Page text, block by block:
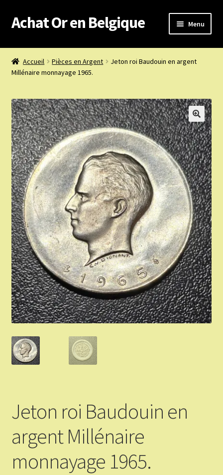
Aller
à
navigation
Aller
au
Achat Or en Belgique Menu
Achat or en Belgique
Boutique or et argent
Confidentialité
Heures d’ouverture
Nous achetons
Nous contacter
Validation de la commande
Vous Vendez
Articles Or et Argent
Conditions d’utilisation
Mon compte
Accueil Pièces en Argent
Jeton roi Baudouin en argent
Millénaire monnayage 1965.
Jeton roi Baudouin en
argent Millénaire
monnayage 1965.